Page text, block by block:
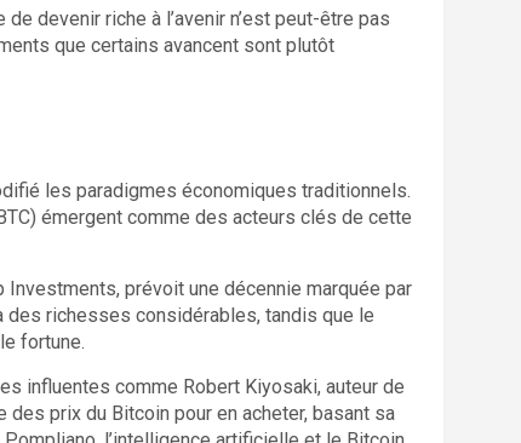
devenir riche à l’avenir n’est peut-être pas
que certains avancent sont plutôt
les paradigmes économiques traditionnels.
émergent comme des acteurs clés de cette
prévoit une décennie marquée par
des richesses considérables, tandis que le
fortune.
influentes comme Robert Kiyosaki, auteur de
prix du Bitcoin pour en acheter, basant sa